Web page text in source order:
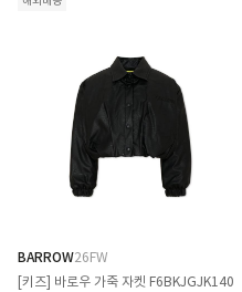
BARROW26FW
[키즈] 바로우 가죽 자켓 F6BKJGJK140